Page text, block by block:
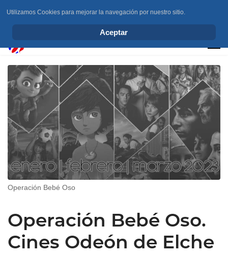
Operación Bebé Oso
Operación Bebé Oso.
Cines Odeón de Elche
Utilizamos Cookies para mejorar la navegación por nuestro sitio.
Aceptar